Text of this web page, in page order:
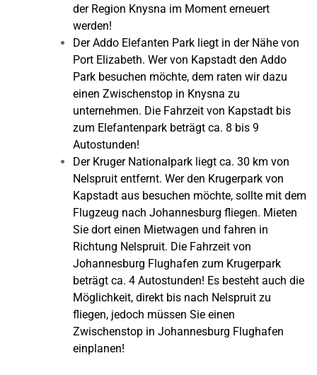
der Region Knysna im Moment erneuert
werden!
Der Addo Elefanten Park liegt in der Nähe von
Port Elizabeth. Wer von Kapstadt den Addo
Park besuchen möchte, dem raten wir dazu
einen Zwischenstop in Knysna zu
unternehmen. Die Fahrzeit von Kapstadt bis
zum Elefantenpark beträgt ca. 8 bis 9
Autostunden!
Der Kruger Nationalpark liegt ca. 30 km von
Nelspruit entfernt. Wer den Krugerpark von
Kapstadt aus besuchen möchte, sollte mit dem
Flugzeug nach Johannesburg fliegen. Mieten
Sie dort einen Mietwagen und fahren in
Richtung Nelspruit. Die Fahrzeit von
Johannesburg Flughafen zum Krugerpark
beträgt ca. 4 Autostunden! Es besteht auch die
Möglichkeit, direkt bis nach Nelspruit zu
fliegen, jedoch müssen Sie einen
Zwischenstop in Johannesburg Flughafen
einplanen!